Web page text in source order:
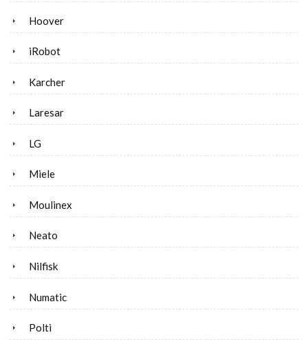
Hoover
iRobot
Karcher
Laresar
LG
Miele
Moulinex
Neato
Nilfisk
Numatic
Polti